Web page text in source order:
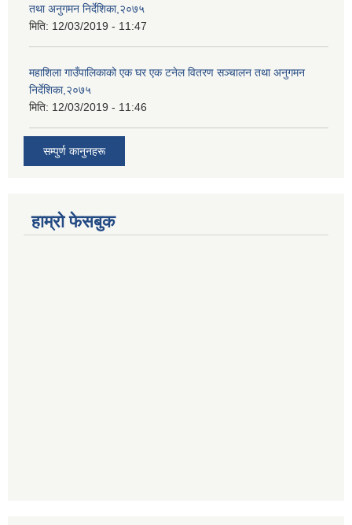
तथा अनुगमन निर्देशिका,२०७५
मिति: 12/03/2019 - 11:47
महाशिला गाउँपालिकाको एक घर एक टनेल वितरण सञ्चालन तथा अनुगमन
निर्देशिका,२०७५
मिति: 12/03/2019 - 11:46
सम्पुर्ण कानुनहरू
हाम्रो फेसबुक